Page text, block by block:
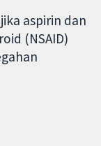
aspirin dan
(NSAID)